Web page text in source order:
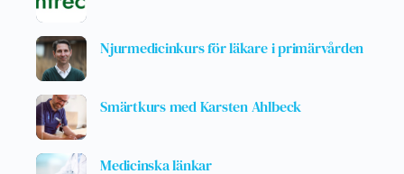
Njurmedicinkurs för läkare i primärvården
Smärtkurs med Karsten Ahlbeck
Medicinska länkar